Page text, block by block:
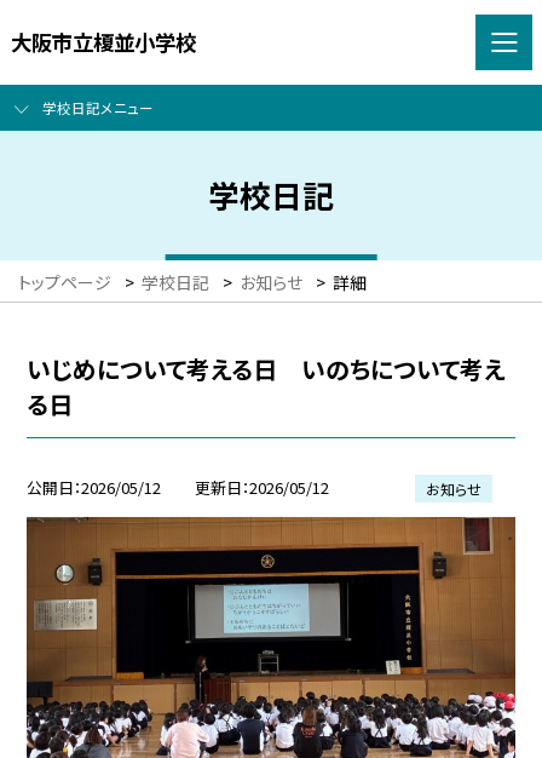
大阪市立榎並小学校
学校日記メニュー
学校日記
トップページ > 学校日記 > お知らせ > 詳細
いじめについて考える日 いのちについて考え
る日
公開日 2026/05/12 更新日 2026/05/12 お知らせ